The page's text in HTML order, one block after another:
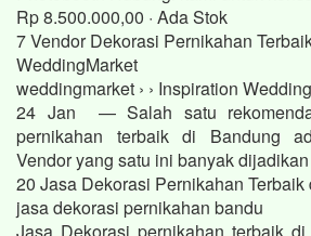
Rp 8.500.000,00 · ‎Ada Stok
7 Vendor Dekorasi Pernikahan
WeddingMarket
weddingmarket › › Inspiration Wedding
24 Jan — Salah satu
pernikahan terbaik di Bandung
Vendor yang satu ini banyak
20 Jasa Dekorasi Pernikahan Terbaik
jasa dekorasi pernikahan bandu